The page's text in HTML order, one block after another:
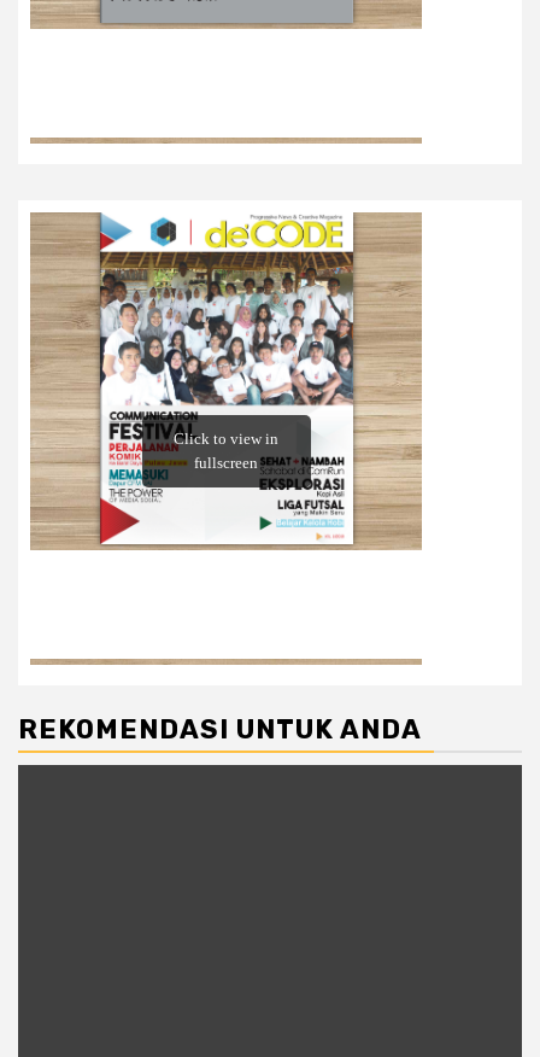
REKOMENDASI UNTUK ANDA